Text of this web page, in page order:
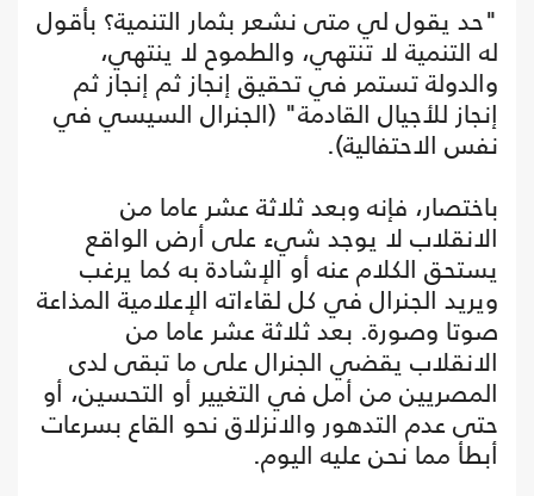
"حد يقول لي متى نشعر بثمار التنمية؟ بأقول
له التنمية لا تنتهي، والطموح لا ينتهي،
والدولة تستمر في تحقيق إنجاز ثم إنجاز ثم
إنجاز للأجيال القادمة" (الجنرال السيسي في
نفس الاحتفالية).
باختصار، فإنه وبعد ثلاثة عشر عاما من
الانقلاب لا يوجد شيء على أرض الواقع
يستحق الكلام عنه أو الإشادة به كما يرغب
ويريد الجنرال في كل لقاءاته الإعلامية المذاعة
صوتا وصورة. بعد ثلاثة عشر عاما من
الانقلاب يقضي الجنرال على ما تبقى لدى
المصريين من أمل في التغيير أو التحسين، أو
حتى عدم التدهور والانزلاق نحو القاع بسرعات
أبطأ مما نحن عليه اليوم.